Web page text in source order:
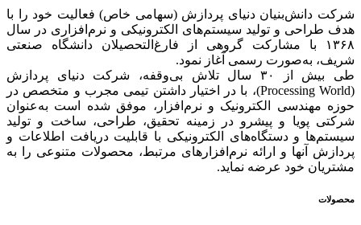
شرکت دانش‌بنیان دنیای پردازش (سهامی خاص) فعالیت خود را با
هدف طراحی و تولید سیستم‌های الکترونیکی و نرم‌افزاری در سال
۱۳۶۸ با مشارکت گروهی از فارغ‌التحصیلان دانشگاه صنعتی
شریف، به‌صورت رسمی آغاز نمود.
طی بیش از ۳۰ سال تلاش بی‌وقفه، شرکت دنیای پردازش
(Processing World)، با در اختیار داشتن تیمی مجرب و متخصص در
حوزه مهندسی الکترونیک و نرم‌افزار، موفق شده است به‌عنوان
شرکتی پویا و پیشرو در زمینه‌ تحقیق، طراحی، ساخت و تولید
سیستم‌ها و دستگاه‌های الکترونیکی با قابلیت دریافت اطلاعات و
پردازش آنها و ارائه‌ نرم‌افزارهای مرتبط، محصولات متنوعی را به
مشتریان خود عرضه نماید.
محصولات